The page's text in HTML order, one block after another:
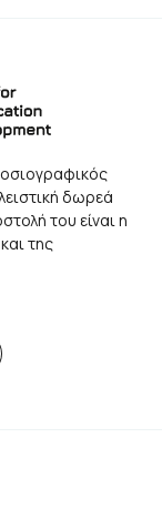
δωρεά
του είναι η
της